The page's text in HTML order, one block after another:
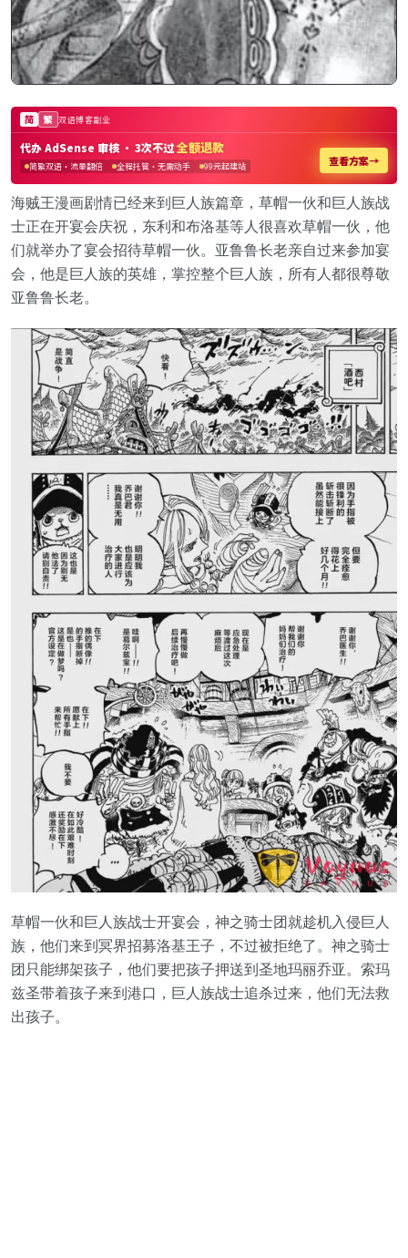
海贼王漫画剧情已经来到巨人族篇章，草帽一伙和巨人族战
士正在开宴会庆祝，东利和布洛基等人很喜欢草帽一伙，他
们就举办了宴会招待草帽一伙。亚鲁鲁长老亲自过来参加宴
会，他是巨人族的英雄，掌控整个巨人族，所有人都很尊敬
亚鲁鲁长老。
草帽一伙和巨人族战士开宴会，神之骑士团就趁机入侵巨人
族，他们来到冥界招募洛基王子，不过被拒绝了。神之骑士
团只能绑架孩子，他们要把孩子押送到圣地玛丽乔亚。索玛
兹圣带着孩子来到港口，巨人族战士追杀过来，他们无法救
出孩子。